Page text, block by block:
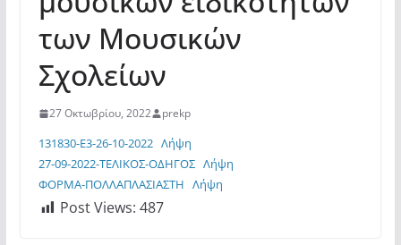
των Μουσικών
Σχολείων
27 Οκτωβρίου, 2022 prekp
131830-E3-26-10-2022 Λήψη
27-09-2022-ΤΕΛΙΚΟΣ-ΟΔΗΓΟΣ Λήψη
ΦΟΡΜΑ-ΠΟΛΛΑΠΛΑΣΙΑΣΤΗ Λήψη
Post Views: 487